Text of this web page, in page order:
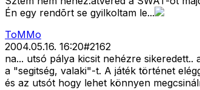
Én egy rendõrt se gyilkoltam le...
ToMMo
2004.05.16. 16:20#2162
na... utsó pálya kicsit nehézre
a "segitség, valaki"-t. A játék történet
és az utsót hogy lehet könnyen